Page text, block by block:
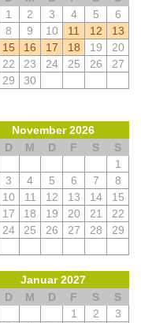
1
2 3 4 5
6
8 9 10 11 12
13
15 16 17 18 19
20
22 23 24 25 26
27
29 30
November 2026
D M D F S
S
1
3 4 5 6 7
8
10 11 12 13 14
15
17 18 19 20 21
22
24 25 26 27 28
29
Januar 2027
D M D F S
S
1
2
3